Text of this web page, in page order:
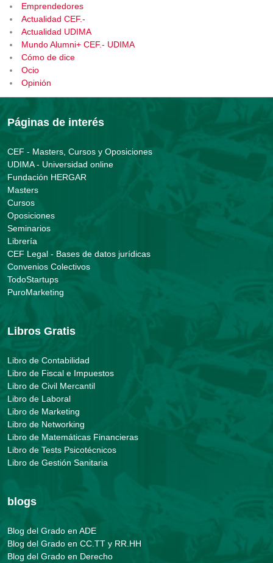
Emprendedores
Actualidad CEF.-
Actualidad UDIMA
Mundo Alumni+ CEF.- UDIMA
Cómo de dice
Ocio
Opinión
Páginas de interés
CEF - Masters, Cursos y Oposiciones
UDIMA - Universidad online
Fundación HERGAR
Masters
Cursos
Oposiciones
Seminarios
Librería
CEF Legal - Bases de datos jurídicas
Convenios Colectivos
TodoStartups
PuroMarketing
Libros Gratis
Libro de Contabilidad
Libro de Fiscal e Impuestos
Libro de Civil Mercantil
Libro de Laboral
Libro de Marketing
Libro de Networking
Libro de Matemáticas Financieras
Libro de Tests Psicotécnicos
Libro de Gestión Sanitaria
blogs
Blog del Grado en ADE
Blog del Grado en CC.TT y RR.HH
Blog del Grado en Derecho